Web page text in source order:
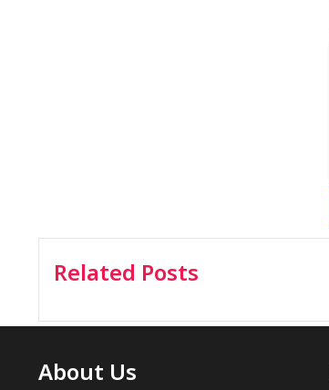
Related Posts
About Us